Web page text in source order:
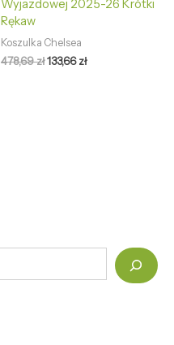
Wyjazdowej 2025-26 Krótki
Rękaw
Koszulka Chelsea
478,69zł133,66zł